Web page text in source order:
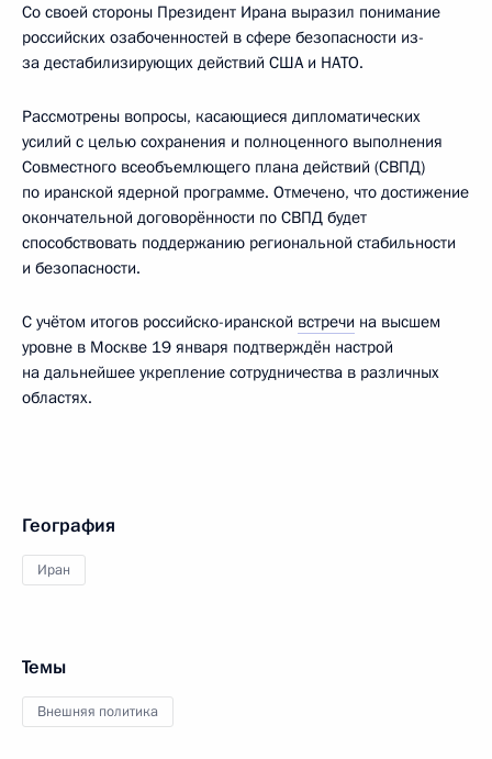
Со своей стороны Президент Ирана выразил понимание
российских озабоченностей в сфере безопасности из-
за дестабилизирующих действий США и НАТО.
Рассмотрены вопросы, касающиеся дипломатических
усилий с целью сохранения и полноценного выполнения
Совместного всеобъемлющего плана действий (СВПД)
по иранской ядерной программе. Отмечено, что достижение
окончательной договорён­ности по СВПД будет
способствовать поддержанию региональной стабильности
и безопасности.
С учётом итогов российско-иранской встречи на высшем
уровне в Москве 19 января подтверждён настрой
на дальнейшее укрепление сотрудничества в различных
областях.
География
Иран
Темы
Внешняя политика